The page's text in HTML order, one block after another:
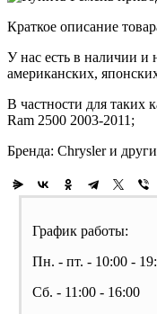
Краткое описание
У нас есть в наличии и
американских,
В частности для таких
Ram 2500 2003-2011;
Бренда: Chrysler и
График работы:
Пн. - пт. - 10:00 -
Сб. - 11:00 - 16:00